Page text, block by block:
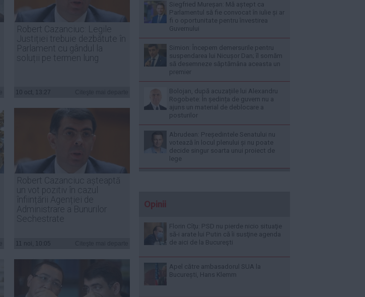
Robert Cazanciuc: Legile
Justiției trebuie dezbătute în
Parlament cu gândul la
soluții pe termen lung
10 oct, 13:27
Robert Cazanciuc așteaptă
un vot pozitiv în cazul
înființării Agenției de
Administrare a Bunurilor
Sechestrate
11 noi, 10:05
Siegfried Mureșan: Mă aștept ca
Parlamentul să fie convocat în iulie și ar
fi o oportunitate pentru învestirea
Guvernului
Simion: Începem demersurile pentru
suspendarea lui Nicușor Dan; îl somăm
să desemneze săptămâna aceasta un
premier
Bolojan, după acuzațiile lui Alexandru
Rogobete: În ședința de guvern nu a
ajuns un material de deblocare a
posturilor
Abrudean: Președintele Senatului nu
votează în locul plenului și nu poate
decide singur soarta unui proiect de
lege
Opinii
Florin Cîţu: PSD nu pierde nicio situaţie
să-i arate lui Putin că îi susţine agenda
de aici de la Bucureşti
Apel către ambasadorul SUA la
București, Hans Klemm